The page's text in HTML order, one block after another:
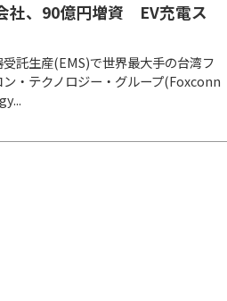
社、90億円増資 EV充電ス
託生産(EMS)で世界最大手の台湾フ
ン・テクノロジー・グループ(Foxconn